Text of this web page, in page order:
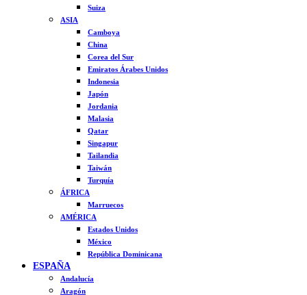
Suiza
ASIA
Camboya
China
Corea del Sur
Emiratos Árabes Unidos
Indonesia
Japón
Jordania
Malasia
Qatar
Singapur
Tailandia
Taiwán
Turquía
ÁFRICA
Marruecos
AMÉRICA
Estados Unidos
México
República Dominicana
ESPAÑA
Andalucía
Aragón